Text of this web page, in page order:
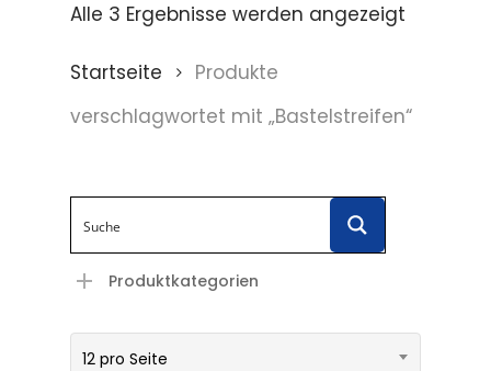
Alle 3 Ergebnisse werden angezeigt
Startseite
Produkte
verschlagwortet mit „Bastelstreifen“
Produktkategorien
12 pro Seite